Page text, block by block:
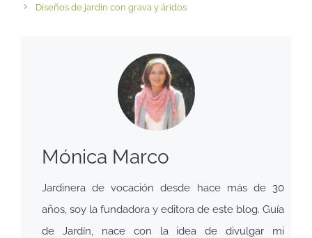
Diseños de jardín con grava y áridos
Mónica Marco
Jardinera de vocación desde hace más de 30
años, soy la fundadora y editora de este blog. Guía
de Jardín, nace con la idea de divulgar mi